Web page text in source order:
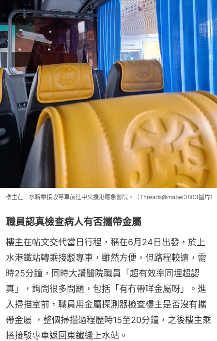
樓主在上水轉乘接駁專車前往中央援港應急醫院。（Threads@mabel3803圖片）
職員認真檢查病人有否攜帶金屬
樓主在帖文交代當日行程，稱在6月24日出發，於上
水港鐵站轉乘接駁專車，雖然方便，但路程較遠，需
時25分鐘，同時大讚醫院職員「超有效率同埋超認
真」，詢問很多問題，包括「有冇帶咩金屬呀」。進
入掃描室前，職員用金屬探測器檢查樓主是否沒有攜
帶金屬 ，整個掃描過程歷時15至20分鐘，之後樓主乘
搭接駁專車返回東鐵綫上水站。